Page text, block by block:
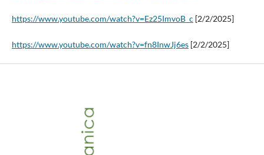
https://www.youtube.com/watch?v=Ez25ImvoB_c [2/2/2025]
https://www.youtube.com/watch?v=fn8InwJj6es[2/2/2025]